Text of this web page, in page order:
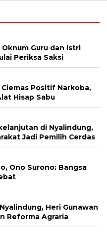
Guru dan Istri
Periksa Saksi
Ciemas Positif Narkoba,
Hisap Sabu
di Nyalindung,
Jadi Pemilih Cerdas
Ono Surono: Bangsa
Heri Gunawan
Reforma Agraria